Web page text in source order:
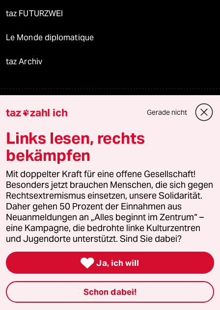
taz FUTURZWEI
Le Monde diplomatique
taz Archiv
Reisen
Kantine
Shop
Anzeigen
Fragen & Hilfe
Feedback
taz zahl ich Gerade nicht
Links lesen, rechts
bekämpfen
Mit doppelter Kraft für eine offene Gesellschaft!
Besonders jetzt brauchen Menschen, die sich gegen
Rechtsextremismus einsetzen, unsere Solidarität.
Daher gehen 50 Prozent der Einnahmen aus
Neuanmeldungen an „Alles beginnt im Zentrum“ –
eine Kampagne, die bedrohte linke Kulturzentren
und Jugendorte unterstützt. Sind Sie dabei?
 Ja, ich will
Schon dabei!